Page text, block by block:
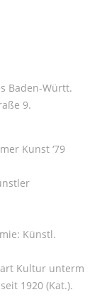
Baden-Württ.
9.
Kunst ‘79
Künstl.
Kultur unterm
1920 (Kat.).